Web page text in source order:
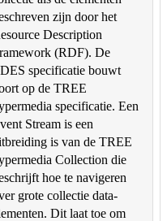
zijn door het
Description
(RDF). De
specificatie bouwt
op de TREE
specificatie. Een
Stream is een
is van de TREE
Collection die
hoe te navigeren
grote collectie data-
Dit laat toe om